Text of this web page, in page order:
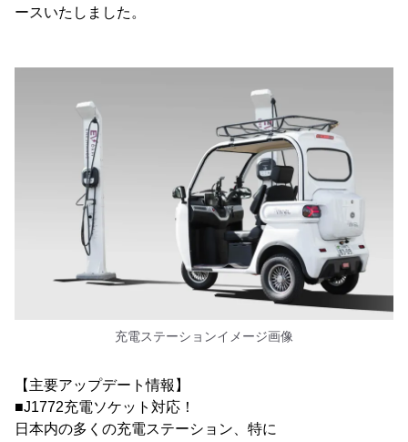
ースいたしました。
充電ステーションイメージ画像
【主要アップデート情報】
■J1772充電ソケット対応！
日本内の多くの充電ステーション、特に